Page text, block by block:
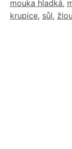
mouka hladká,
krupice, sůl,